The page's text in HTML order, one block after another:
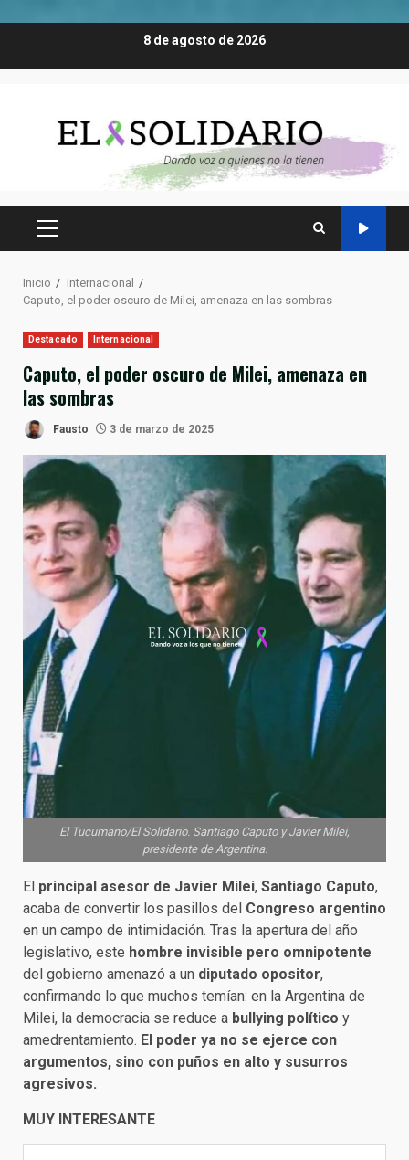
8 de agosto de 2026
MENÚ
Inicio
Internacional
Caputo, el poder oscuro de Milei, amenaza en las sombras
Destacado Internacional
Caputo, el poder oscuro de Milei, amenaza en
las sombras
Fausto 3 de marzo de 2025
El Tucumano/El Solidario. Santiago Caputo y Javier Milei,
presidente de Argentina.
El principal asesor de Javier Milei, Santiago Caputo,
acaba de convertir los pasillos del Congreso argentino
en un campo de intimidación. Tras la apertura del año
legislativo, este hombre invisible pero omnipotente
del gobierno amenazó a un diputado opositor,
confirmando lo que muchos temían: en la Argentina de
Milei, la democracia se reduce a bullying político y
amedrentamiento. El poder ya no se ejerce con
argumentos, sino con puños en alto y susurros
agresivos.
MUY INTERESANTE